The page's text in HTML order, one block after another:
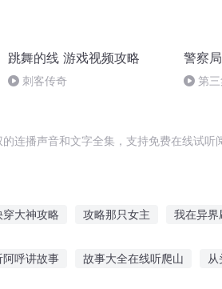
跳舞的线 游戏视频攻略
刺客传奇
警察
第
连播声音和文字全集，支持免费在线试听
穿大神攻略 攻略那只女主 我在异界
阿呼讲故事 故事大全在线听爬山